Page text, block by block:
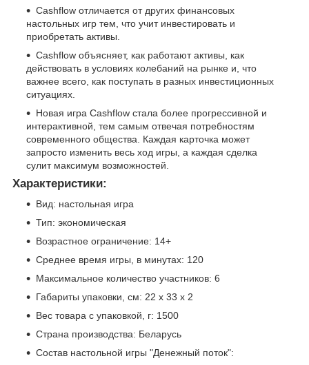
Cashflow отличается от других финансовых
настольных игр тем, что учит инвестировать и
приобретать активы.
Cashflow объясняет, как работают активы, как
действовать в условиях колебаний на рынке и, что
важнее всего, как поступать в разных инвестиционных
ситуациях.
Новая игра Cashflow стала более прогрессивной и
интерактивной, тем самым отвечая потребностям
современного общества. Каждая карточка может
запросто изменить весь ход игры, а каждая сделка
сулит максимум возможностей.
Характеристики:
Вид: настольная игра
Тип: экономическая
Возрастное ограничение: 14+
Среднее время игры, в минутах: 120
Максимальное количество участников: 6
Габариты упаковки, см: 22 х 33 х 2
Вес товара с упаковкой, г: 1500
Страна производства: Беларусь
Состав настольной игры "Денежный поток":